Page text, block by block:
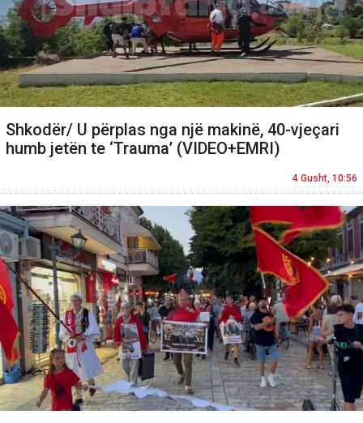
Shkodër/ U përplas nga një makinë, 40-vjeçari
humb jetën te ‘Trauma’ (VIDEO+EMRI)
4 Gusht, 10:56